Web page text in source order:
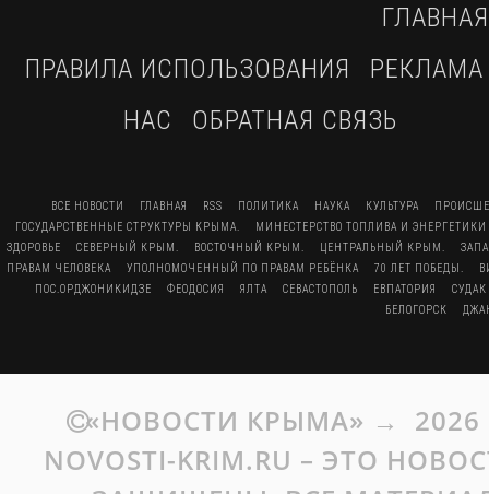
ГЛАВНАЯ
ПРАВИЛА ИСПОЛЬЗОВАНИЯ
РЕКЛАМА
НАС
ОБРАТНАЯ СВЯЗЬ
ВСЕ НОВОСТИ ГЛАВНАЯ RSS ПОЛИТИКА НАУКА КУЛЬТУРА
ГОСУДАРСТВЕННЫЕ СТРУКТУРЫ КРЫМА.
МИНЕСТЕРСТВО ТОПЛИВА И
ЗДОРОВЬЕ
СЕВЕРНЫЙ КРЫМ. ВОСТОЧНЫЙ КРЫМ. ЦЕНТРАЛЬНЫЙ КРЫМ.
ПРАВАМ ЧЕЛОВЕКА
УПОЛНОМОЧЕННЫЙ ПО ПРАВАМ РЕБЁНКА 70 ЛЕТ ПОБЕДЫ.
ПОС.ОРДЖОНИКИДЗЕ
ФЕОДОСИЯ ЯЛТА СЕВАСТОПОЛЬ ЕВПАТОРИЯ
СУДАК
БЕЛОГОРСК
«НОВОСТИ КРЫМА» → 2026
NOVOSTI-KRIM.RU – ЭТО